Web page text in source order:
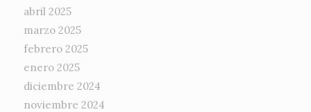
abril 2025
marzo 2025
febrero 2025
enero 2025
diciembre 2024
noviembre 2024